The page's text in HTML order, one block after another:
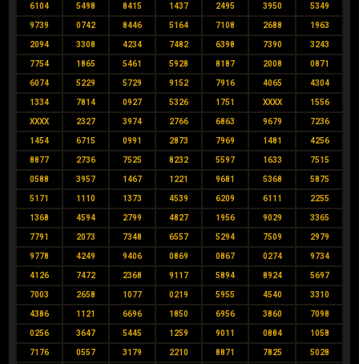
6104 5498 8415 1437 2495 3950 5349
9739 0742 8446 5164 7108 2688 1963
2094 3308 4234 7482 6398 7390 3243
7754 1865 5461 5928 8187 2008 0871
6074 5229 5729 9152 7916 4065 4304
1334 7814 0927 5326 1751 XXXX 1556
XXXX 2327 3974 2766 6863 9679 7236
1454 6715 0991 2873 7969 1481 4256
8877 2736 7525 8232 5597 1633 7515
0588 3957 1467 1221 9681 5368 5875
5171 1110 1373 4539 6209 6111 2255
1368 4594 2799 4827 1956 9029 3365
7791 2073 7348 6557 5294 7509 2979
9778 4249 9406 0869 0867 0274 9734
4126 7472 2368 9117 5894 8924 5697
7003 2658 1077 0219 5955 4540 3310
4386 1121 6696 1850 6956 3860 7098
0256 3647 5445 1259 9011 0884 1058
7176 0557 3179 2210 8871 7825 5028